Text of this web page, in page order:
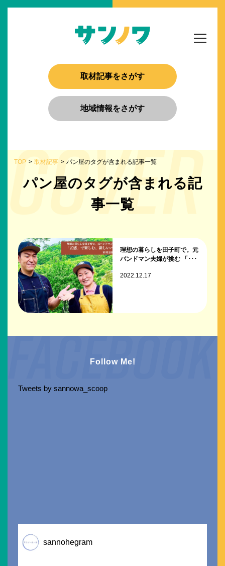
取材記事をさがす
地域情報をさがす
TOP 取材記事 パン屋のタグが含まれる記事一覧
パン屋のタグが含まれる記
事一覧
理想の暮らしを田子町で。元
バンドマン夫婦が挑む 「･･･
2022.12.17
Follow Me!
Tweets by sannowa_scoop
sannohegram